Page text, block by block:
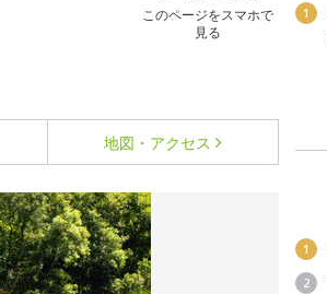
このページをスマホで
見る
地図・アクセス
1
1
2